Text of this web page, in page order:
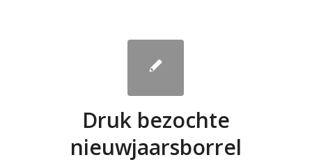
Druk bezochte
nieuwjaarsborrel